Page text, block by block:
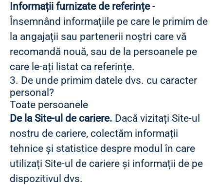
Informații furnizate de referințe-
Însemnând informațiile pe care le primim de
la angajații sau partenerii noștri care vă
recomandă nouă, sau de la persoanele pe
care le-ați listat ca referințe.
3. De unde primim datele dvs. cu caracter
personal?
Toate persoanele
De la Site-ul de cariere. Dacă vizitați Site-ul
nostru de cariere, colectăm informații
tehnice și statistice despre modul în care
utilizați Site-ul de cariere și informații de pe
dispozitivul dvs.